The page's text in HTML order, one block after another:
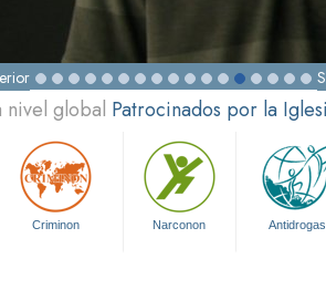
nivel global Patrocinados por la
Criminon Narconon Antidrogas